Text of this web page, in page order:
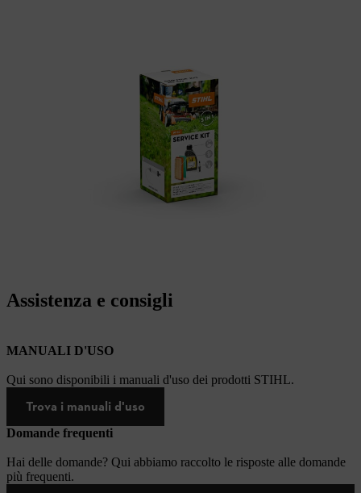
Assistenza e consigli
MANUALI D'USO
Qui sono disponibili i manuali d'uso dei prodotti STIHL.
Trova i manuali d'uso
Domande frequenti
Hai delle domande? Qui abbiamo raccolto le risposte alle domande
più frequenti.